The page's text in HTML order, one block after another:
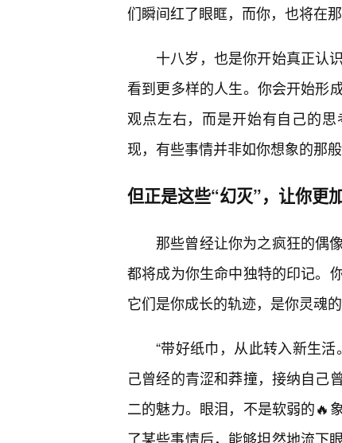
们瞬间红了眼眶，而你，也将在
十八岁，也是你开始真正认
看到更多样的人生。你会开始形
观点左右，而是开始有自己的
现，有些事情并非如你想象的那般
但正是这些“幻灭”，让你更
那些曾经让你为之疯狂的偶
都将成为你生命中独特的印记。
它们是你成长的轨迹，是你灵魂
“带好纸巾，从此转入新生
己曾经的青涩和莽撞，接纳自己
二的魅力。眼泪，不是软弱的🔥
了某些事情后，能够坦然地流下